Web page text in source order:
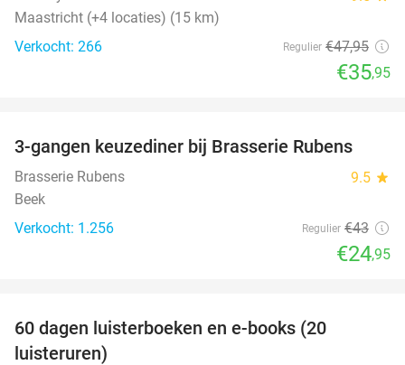
Maastricht (+4 locaties) (15 km)
Verkocht: 266
Regulier €47,95
€35,95
42%
3-gangen keuzediner bij Brasserie Rubens
Brasserie Rubens 9.5 star
Beek
Verkocht: 1.256
Regulier €43
€24,95
60 dagen luisterboeken en e-books (20
luisteruren)